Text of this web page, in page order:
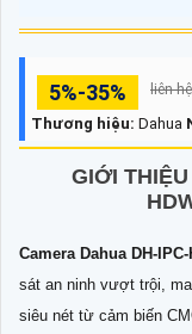
5%-35% liên hệ
Thương hiệu: Dahua
GIỚI
Camera Dahua DH-
sát an ninh vượt trội,
siêu nét từ cảm biến